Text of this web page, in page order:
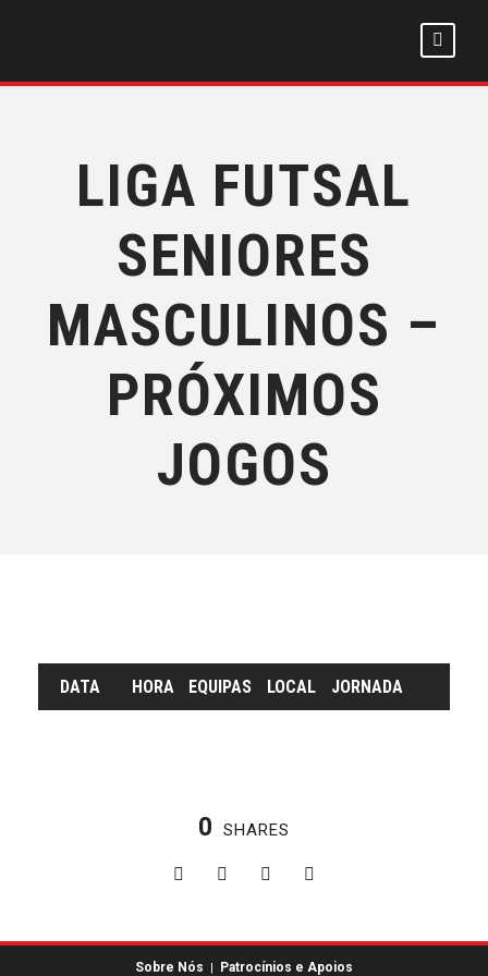
LIGA FUTSAL
SENIORES
MASCULINOS –
PRÓXIMOS
JOGOS
DATA HORA EQUIPAS LOCAL JORNADA
0 SHARES
Sobre Nós | Patrocínios e Apoios